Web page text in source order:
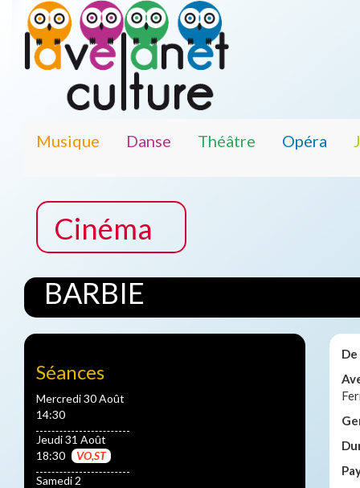
Musique Danse Théâtre Opéra
Cinéma
BARBIE
Séances
Mercredi 30 Août
14:30
Jeudi 31 Août
18:30
VO,ST
Samedi 2
De